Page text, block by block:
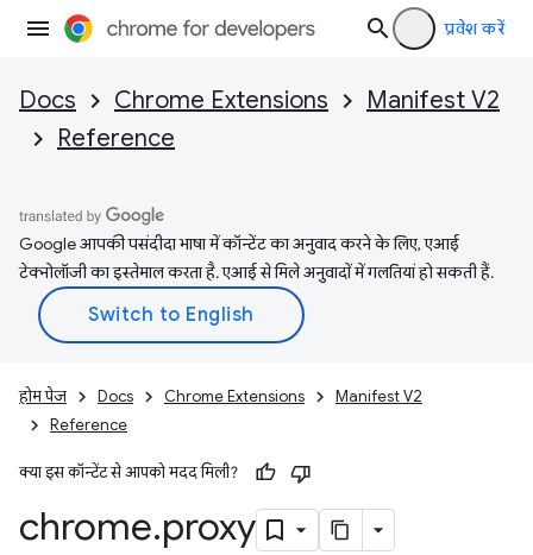
प्रवेश करें
Docs Chrome Extensions
Manifest V2
Reference
Google आपकी पसंदीदा भाषा में कॉन्टेंट का अनुवाद करने के लिए, एआई
टेक्नोलॉजी का इस्तेमाल करता है. एआई से मिले अनुवादों में गलतियां हो सकती हैं.
होम पेज Docs Chrome Extensions
Manifest V2
Reference
क्या इस कॉन्टेंट से आपको मदद मिली?
chrome.proxy